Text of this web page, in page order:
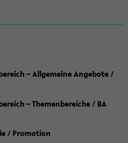
– Allgemeine Angebote /
– Themenbereiche / BA
/ Promotion